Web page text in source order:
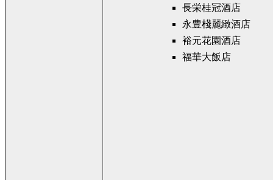
長栄桂冠酒店
永豊棧麗緻酒店
裕元花園酒店
福華大飯店